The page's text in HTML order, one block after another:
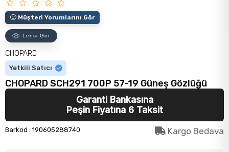
Müşteri Yorumlarını Gör
Lensi Gör
CHOPARD
Yetkili Satıcı
CHOPARD SCH291 700P 57-19 Güneş Gözlüğü
Garanti Bankasına
Peşin Fiyatına 6 Taksit
Barkod : 190605288740 Kargo Bedava